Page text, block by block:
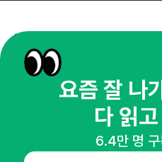
매주 화요일 아침,
마케팅 감각을 깨워 드릴게
65,043명의 마케터를 성장시키는 뉴스레
뉴스레터 구독하기요즘 잘 나
다 읽
6.4만 명 구